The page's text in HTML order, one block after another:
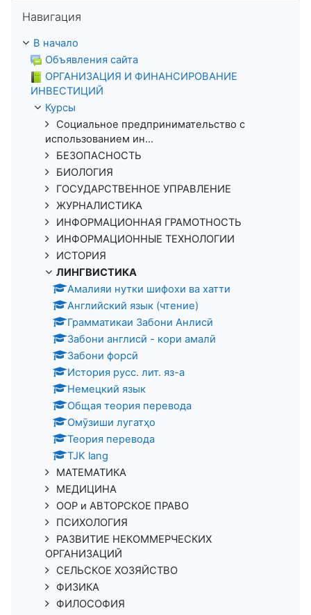
Навигация
В начало
Объявления сайта
ОРГАНИЗАЦИЯ И ФИНАНСИРОВАНИЕ
ИНВЕСТИЦИЙ
Курсы
Социальное предпринимательство с
использованием ин...
БЕЗОПАСНОСТЬ
БИОЛОГИЯ
ГОСУДАРСТВЕННОЕ УПРАВЛЕНИЕ
ЖУРНАЛИСТИКА
ИНФОРМАЦИОННАЯ ГРАМОТНОСТЬ
ИНФОРМАЦИОННЫЕ ТЕХНОЛОГИИ
ИСТОРИЯ
ЛИНГВИСТИКА
Амалияи нутки шифохи ва хатти
Английский язык (чтение)
Грамматикаи Забони Анлисӣ
Забони англисӣ - кори амалӣ
Забони форсӣ
История русс. лит. яз-а
Немецкий язык
Общая теория перевода
Омӯзиши лугатҳо
Теория перевода
TJK lang
МАТЕМАТИКА
МЕДИЦИНА
ООР и АВТОРСКОЕ ПРАВО
ПСИХОЛОГИЯ
РАЗВИТИЕ НЕКОММЕРЧЕСКИХ
ОРГАНИЗАЦИЙ
СЕЛЬСКОЕ ХОЗЯЙСТВО
ФИЗИКА
ФИЛОСОФИЯ